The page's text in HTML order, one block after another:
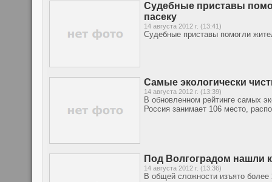
Судебные приставы
пасеку
14 августа 2012 г. (13:41)
Судебные приставы помогли
Самые экологически
14 августа 2012 г. (13:39)
В обновленном рейтинге самых
Россия занимает 106 место,
Под Волгоградом нашли
14 августа 2012 г. (13:36)
В общей сложности изъято более